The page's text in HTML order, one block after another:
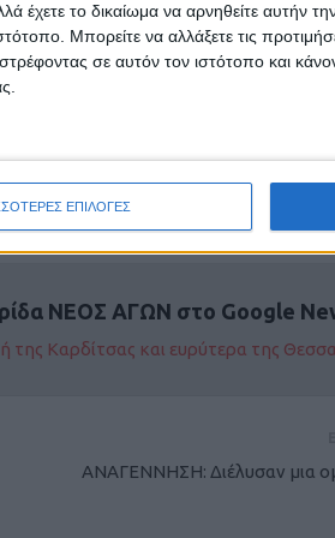
έχετε το δικαίωμα να αρνηθείτε αυτήν
Μπορείτε να αλλάξετε τις
σε αυτόν τον ιστότοπο και
ΕΠΙΛΟΓΕΣ
10 ,με πρώτο ματς εκτός
Λάρισας.
Παπαγεωργίου,
Κρεμμυδιώτη, Αναστασιάδη
Φερμελή.
ΝΕΟΣ ΑΓΩΝ στο Google
της Καρδίτσας και ευρύτερα της
ΑΝΑΓΕΝΝΗΣΗ: Διέλυσαν μια